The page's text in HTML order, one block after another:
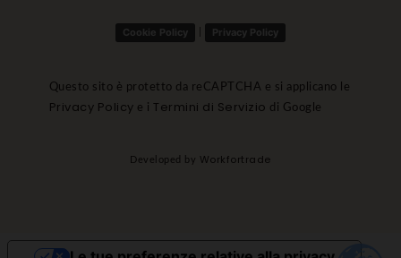
Cookie Policy Privacy Policy
Questo sito è protetto da reCAPTCHA e si applicano le
Privacy Policy e i Termini di Servizio di Google
Developed by Workfortrade